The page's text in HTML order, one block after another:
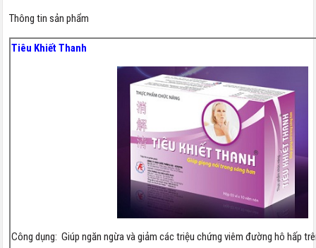
Thông tin sản phẩm
Tiêu Khiết Thanh
Công dụng: Giúp ngăn ngừa và giảm các triệu chứng viêm đường hô hấp